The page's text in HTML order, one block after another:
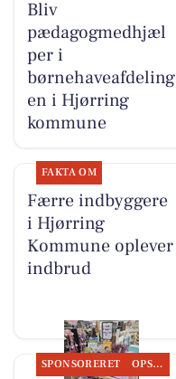
Bliv
pædagogmedhjæl
per i
børnehaveafdeling
en i Hjørring
kommune
FAKTA OM
Færre indbyggere
i Hjørring
Kommune oplever
indbrud
SPONSORERET OPSLAGSTAVLEN